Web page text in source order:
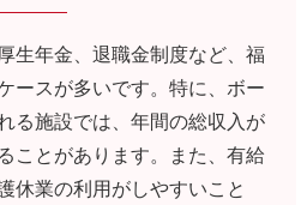
生年金、退職金制度など、福
ースが多いです。特に、ボー
る施設では、年間の総収入が
ことがあります。また、有給
休業の利用がしやすいこと